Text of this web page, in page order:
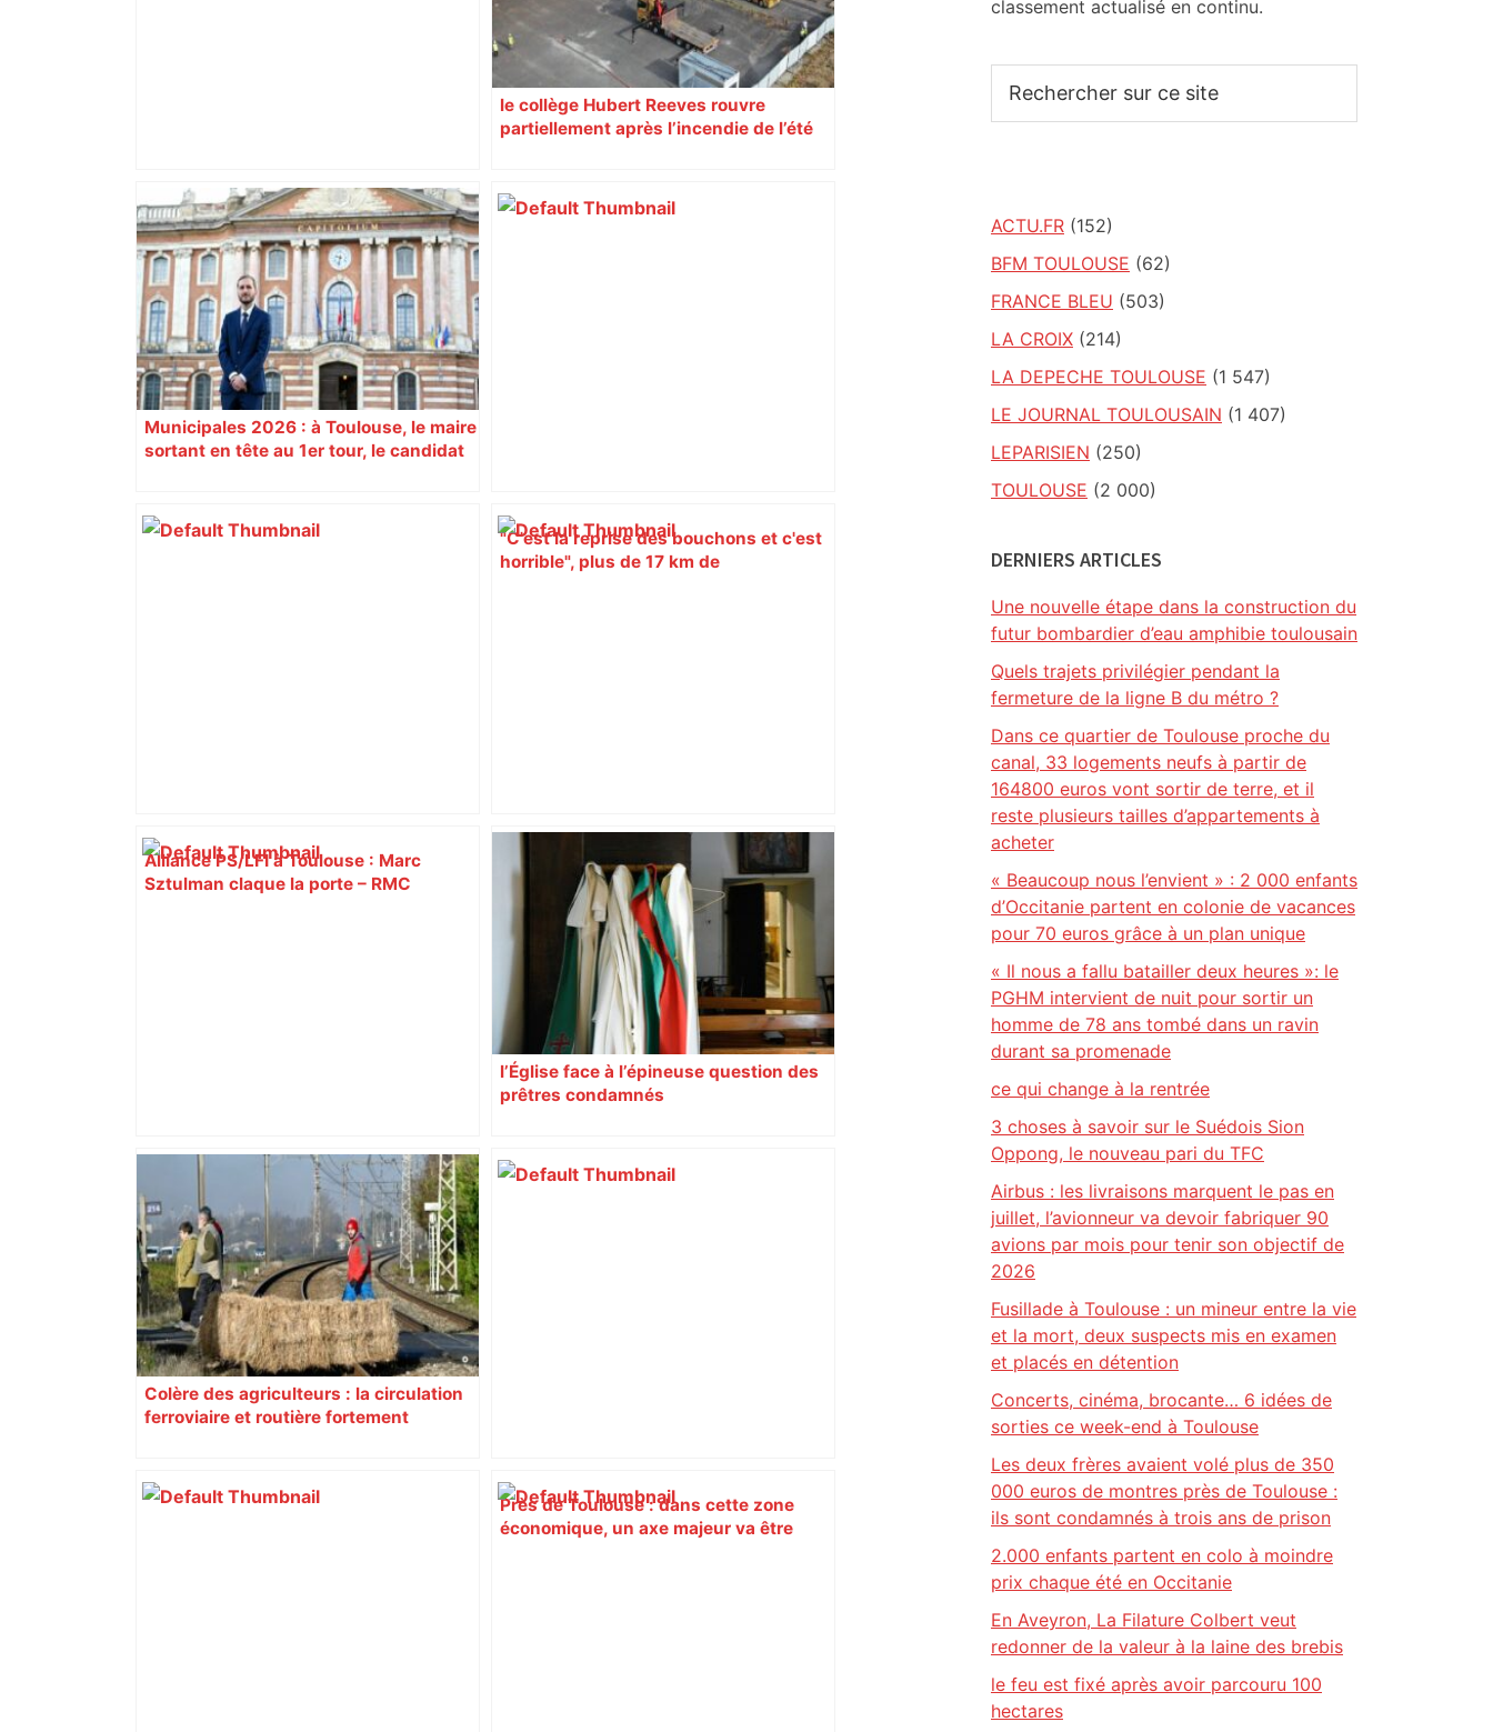
Bilan du marché du logement neuf :
une lueur d'espoir pour l'immobilier à
Toulouse ? – Actu.fr
le collège Hubert Reeves rouvre
partiellement après l’incendie de l’été
Municipales 2026 : à Toulouse, le maire
sortant en tête au 1er tour, le candidat
"C'est la reprise des bouchons et c'est
horrible", plus de 17 km de
Alliance PS/LFI à Toulouse : Marc
Sztulman claque la porte – RMC
"C’est l’une des plus fortes
fréquentations du circuit" : Toulouse
est-elle la capitale du poker amateur –
ladepeche.fr
Mort mystérieuse près de Toulouse :
une émission de M6 revient sur l'affaire
Christian Abraham, retrouvé la gorge
tranchée et recouvert de feuilles il y a
deux ans – ladepeche.fr
l’Église face à l’épineuse question des
prêtres condamnés
Colère des agriculteurs : la circulation
ferroviaire et routière fortement
Près de Toulouse : dans cette zone
économique, un axe majeur va être
classement actualisé en continu.
sur
ACTU.FR (152)
BFM TOULOUSE (62)
FRANCE BLEU (503)
LA CROIX (214)
LA DEPECHE TOULOUSE (1 547)
LE JOURNAL TOULOUSAIN (1 407)
LEPARISIEN (250)
TOULOUSE (2 000)
DERNIERS ARTICLES
Une nouvelle étape dans la construction du
futur bombardier d’eau amphibie toulousain
Quels trajets privilégier pendant la
fermeture de la ligne B du métro ?
Dans ce quartier de Toulouse proche du
canal, 33 logements neufs à partir de
164800 euros vont sortir de terre, et il
reste plusieurs tailles d’appartements à
acheter
« Beaucoup nous l’envient » : 2 000 enfants
d’Occitanie partent en colonie de vacances
pour 70 euros grâce à un plan unique
« Il nous a fallu batailler deux heures »: le
PGHM intervient de nuit pour sortir un
homme de 78 ans tombé dans un ravin
durant sa promenade
ce qui change à la rentrée
3 choses à savoir sur le Suédois Sion
Oppong, le nouveau pari du TFC
Airbus : les livraisons marquent le pas en
juillet, l’avionneur va devoir fabriquer 90
avions par mois pour tenir son objectif de
2026
Fusillade à Toulouse : un mineur entre la vie
et la mort, deux suspects mis en examen
et placés en détention
Concerts, cinéma, brocante… 6 idées de
sorties ce week-end à Toulouse
Les deux frères avaient volé plus de 350
000 euros de montres près de Toulouse :
ils sont condamnés à trois ans de prison
2.000 enfants partent en colo à moindre
prix chaque été en Occitanie
En Aveyron, La Filature Colbert veut
redonner de la valeur à la laine des brebis
le feu est fixé après avoir parcouru 100
hectares